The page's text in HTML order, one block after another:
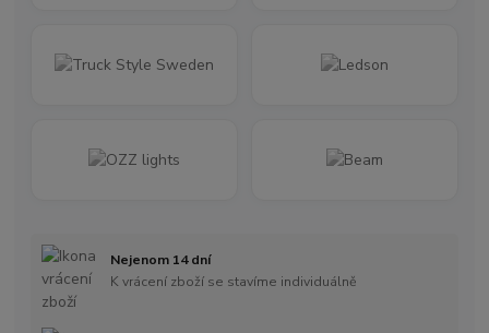
Nejenom 14 dní
K vrácení zboží se stavíme individuálně